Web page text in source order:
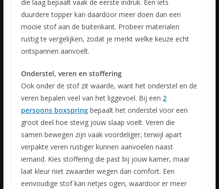
die laag bepaalt vaak de eerste indruk. Een iets
duurdere topper kan daardoor meer doen dan een
mooie stof aan de buitenkant. Probeer materialen
rustig te vergelijken, zodat je merkt welke keuze echt
ontspannen aanvoelt.
Onderstel, veren en stoffering
Ook onder de stof zit waarde, want het onderstel en de
veren bepalen veel van het liggevoel. Bij een 2
persoons boxspringbepaalt het onderstel voor een
groot deel hoe stevig jouw slaap voelt. Veren die
samen bewegen zijn vaak voordeliger, terwijl apart
verpakte veren rustiger kunnen aanvoelen naast
iemand. Kies stoffering die past bij jouw kamer, maar
laat kleur niet zwaarder wegen dan comfort. Een
eenvoudige stof kan netjes ogen, waardoor er meer